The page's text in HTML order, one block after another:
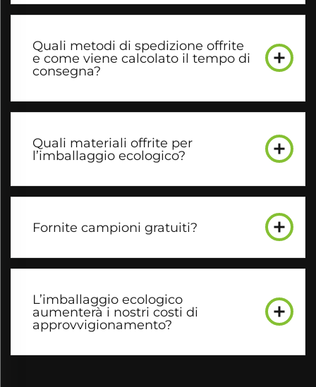
Quali metodi di spedizione offrite
e come viene calcolato il tempo di
consegna?
Quali materiali offrite per
l’imballaggio ecologico?
Fornite campioni gratuiti?
L’imballaggio ecologico
aumenterà i nostri costi di
approvvigionamento?